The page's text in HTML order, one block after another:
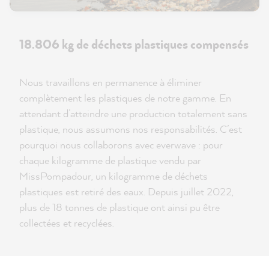
18.806 kg de déchets plastiques compensés
Nous travaillons en permanence à éliminer
complètement les plastiques de notre gamme. En
attendant d’atteindre une production totalement sans
plastique, nous assumons nos responsabilités. C’est
pourquoi nous collaborons avec everwave : pour
chaque kilogramme de plastique vendu par
MissPompadour, un kilogramme de déchets
plastiques est retiré des eaux. Depuis juillet 2022,
plus de 18 tonnes de plastique ont ainsi pu être
collectées et recyclées.